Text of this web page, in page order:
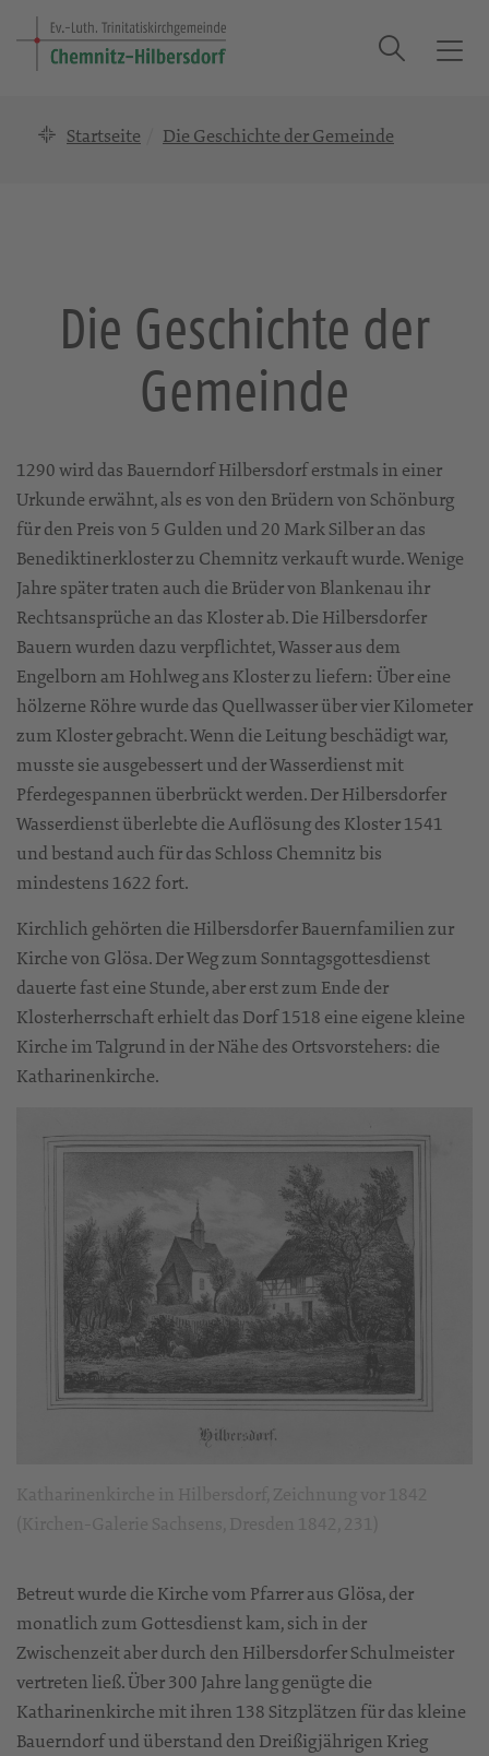
T
Suche
Startseite Die Geschichte der Gemeinde
Die Geschichte der
Gemeinde
1290 wird das Bauerndorf Hilbersdorf erstmals in einer
Urkunde erwähnt, als es von den Brüdern von Schönburg
für den Preis von 5 Gulden und 20 Mark Silber an das
Benediktinerkloster zu Chemnitz verkauft wurde. Wenige
Jahre später traten auch die Brüder von Blankenau ihr
Rechtsansprüche an das Kloster ab. Die Hilbersdorfer
Bauern wurden dazu verpflichtet, Wasser aus dem
Engelborn am Hohlweg ans Kloster zu liefern: Über eine
hölzerne Röhre wurde das Quellwasser über vier Kilometer
zum Kloster gebracht. Wenn die Leitung beschädigt war,
musste sie ausgebessert und der Wasserdienst mit
Pferdegespannen überbrückt werden. Der Hilbersdorfer
Wasserdienst überlebte die Auflösung des Kloster 1541
und bestand auch für das Schloss Chemnitz bis
mindestens 1622 fort.
Kirchlich gehörten die Hilbersdorfer Bauernfamilien zur
Kirche von Glösa. Der Weg zum Sonntagsgottesdienst
dauerte fast eine Stunde, aber erst zum Ende der
Klosterherrschaft erhielt das Dorf 1518 eine eigene kleine
Kirche im Talgrund in der Nähe des Ortsvorstehers: die
Katharinenkirche.
Betreut wurde die Kirche vom Pfarrer aus Glösa, der
monatlich zum Gottesdienst kam, sich in der
Zwischenzeit aber durch den Hilbersdorfer Schulmeister
vertreten ließ. Über 300 Jahre lang genügte die
Katharinenkirche mit ihren 138 Sitzplätzen für das kleine
Bauerndorf und überstand den Dreißigjährigen Krieg